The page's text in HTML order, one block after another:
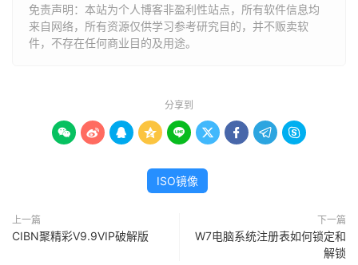
免责声明：本站为个人博客非盈利性站点，所有软件信息均
来自网络，所有资源仅供学习参考研究目的，并不贩卖软
件，不存在任何商业目的及用途。
分享到
        
ISO镜像
上一篇
CIBN聚精彩V9.9VIP破解版
下一篇
W7电脑系统注册表如何锁定和
解锁